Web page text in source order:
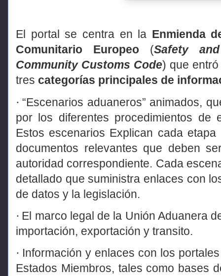
El portal se centra en la Enmienda
Comunitario Europeo (Safety
Community Customs Code) que
tres categorías principales de
· “Escenarios aduaneros” animados,
por los diferentes procedimientos de
Estos escenarios Explican cada
documentos relevantes que deben
autoridad correspondiente. Cada
detallado que suministra enlaces con
de datos y la legislación.
· El marco legal de la Unión Aduanera
importación, exportación y transito.
· Información y enlaces con los
Estados Miembros, tales como bases